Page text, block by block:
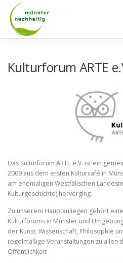
Inhalt
springen
TAGE DER NACHHALTIGKEIT
LASTENRADVERLEIH
Kulturforum ARTE
Das Kulturforum ARTE e.V. ist ein
2009 aus dem ersten Kulturcafé in
am ehemaligen Westfälischen
Kulturgeschichte) hervorging.
Zu unserem Hauptanliegen gehört
Kulturforums in Münster und
der Kunst, Wissenschaft, Philosophie
regelmäßige Veranstaltungen zu allen
Öffentlichkeit